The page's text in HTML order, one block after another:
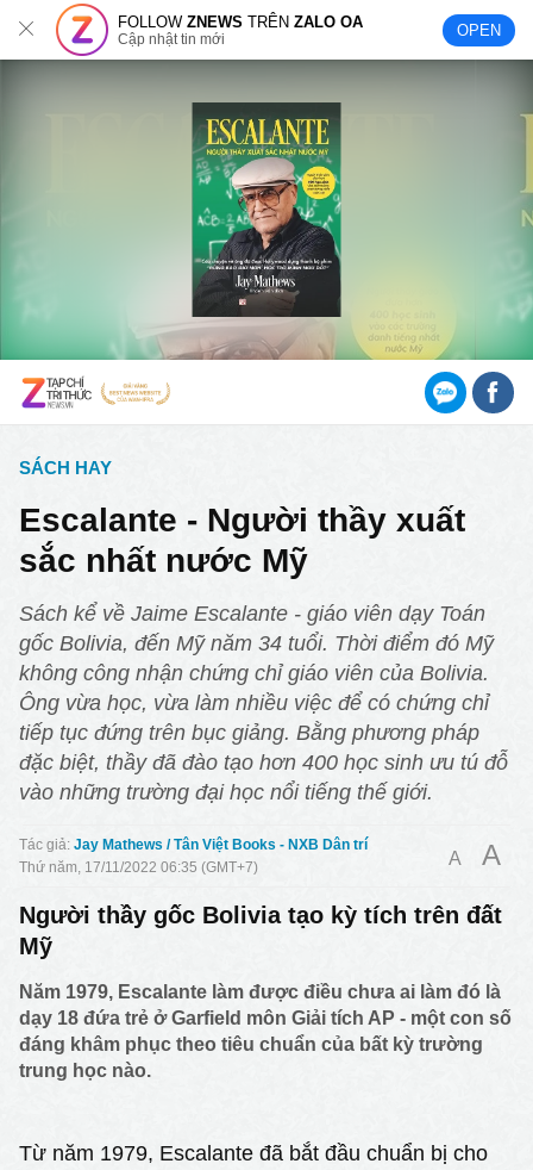
FOLLOWZNEWS TRÊNZALO OA
Cập nhật tin mới OPEN
SÁCH HAY
Escalante - Người thầy xuất
sắc nhất nước Mỹ
Sách kể về Jaime Escalante - giáo viên dạy Toán
gốc Bolivia, đến Mỹ năm 34 tuổi. Thời điểm đó Mỹ
không công nhận chứng chỉ giáo viên của Bolivia.
Ông vừa học, vừa làm nhiều việc để có chứng chỉ
tiếp tục đứng trên bục giảng. Bằng phương pháp
đặc biệt, thầy đã đào tạo hơn 400 học sinh ưu tú đỗ
vào những trường đại học nổi tiếng thế giới.
Jay Mathews / Tân Việt Books - NXB Dân trí
Thứ năm, 17/11/2022 06:35 (GMT+7)
A A
Người thầy gốc Bolivia tạo kỳ tích trên đất
Mỹ
Năm 1979, Escalante làm được điều chưa ai làm đó là
dạy 18 đứa trẻ ở Garfield môn Giải tích AP - một con số
đáng khâm phục theo tiêu chuẩn của bất kỳ trường
trung học nào.
Từ năm 1979, Escalante đã bắt đầu chuẩn bị cho